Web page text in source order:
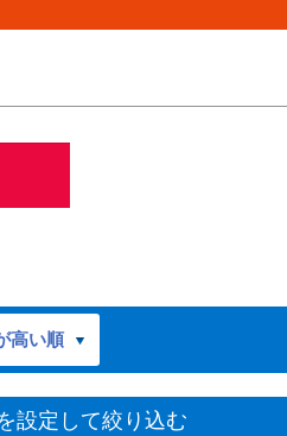
高い順
設定して絞り込む